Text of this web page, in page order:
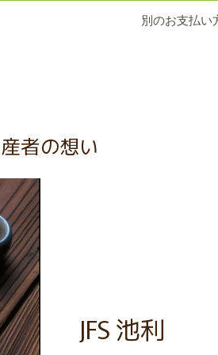
別のお支払い
者の想い
JFS 池利